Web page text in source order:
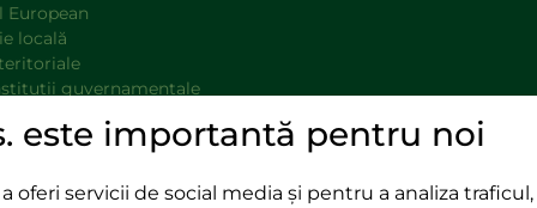
European
locală
guvernamentale
este importantă pentru noi
servicii de social media și pentru a analiza